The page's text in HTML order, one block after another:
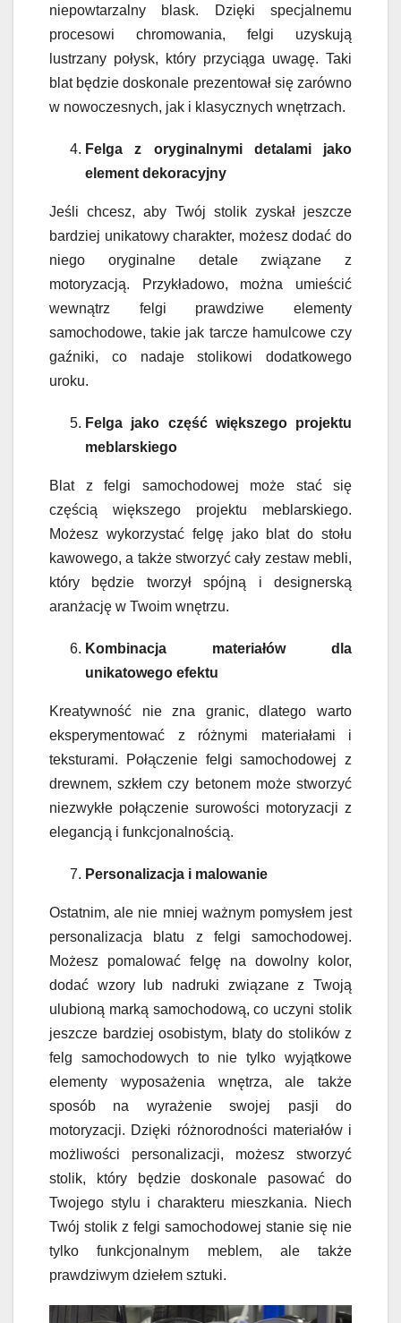
niepowtarzalny blask. Dzięki specjalnemu
procesowi chromowania, felgi uzyskują
lustrzany połysk, który przyciąga uwagę. Taki
blat będzie doskonale prezentował się zarówno
w nowoczesnych, jak i klasycznych wnętrzach.
Felga z oryginalnymi detalami jako
element dekoracyjny
Jeśli chcesz, aby Twój stolik zyskał jeszcze
bardziej unikatowy charakter, możesz dodać do
niego oryginalne detale związane z
motoryzacją. Przykładowo, można umieścić
wewnątrz felgi prawdziwe elementy
samochodowe, takie jak tarcze hamulcowe czy
gaźniki, co nadaje stolikowi dodatkowego
uroku.
Felga jako część większego projektu
meblarskiego
Blat z felgi samochodowej może stać się
częścią większego projektu meblarskiego.
Możesz wykorzystać felgę jako blat do stołu
kawowego, a także stworzyć cały zestaw mebli,
który będzie tworzył spójną i designerską
aranżację w Twoim wnętrzu.
Kombinacja materiałów dla
unikatowego efektu
Kreatywność nie zna granic, dlatego warto
eksperymentować z różnymi materiałami i
teksturami. Połączenie felgi samochodowej z
drewnem, szkłem czy betonem może stworzyć
niezwykłe połączenie surowości motoryzacji z
elegancją i funkcjonalnością.
Personalizacja i malowanie
Ostatnim, ale nie mniej ważnym pomysłem jest
personalizacja blatu z felgi samochodowej.
Możesz pomalować felgę na dowolny kolor,
dodać wzory lub nadruki związane z Twoją
ulubioną marką samochodową, co uczyni stolik
jeszcze bardziej osobistym, blaty do stolików z
felg samochodowych to nie tylko wyjątkowe
elementy wyposażenia wnętrza, ale także
sposób na wyrażenie swojej pasji do
motoryzacji. Dzięki różnorodności materiałów i
możliwości personalizacji, możesz stworzyć
stolik, który będzie doskonale pasować do
Twojego stylu i charakteru mieszkania. Niech
Twój stolik z felgi samochodowej stanie się nie
tylko funkcjonalnym meblem, ale także
prawdziwym dziełem sztuki.